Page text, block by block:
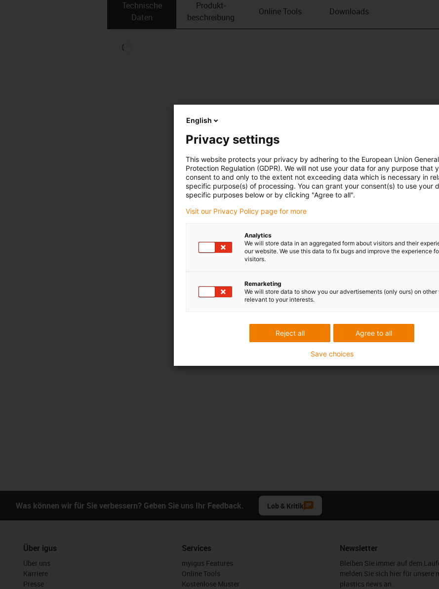
Technische
Daten
Produkt­
beschreibung
Online Tools Downloads
Was können wir für Sie verbessern? Geben Sie uns Ihr Feedback. Lob & Kritik
Über igus
Über uns
Karriere
Presse
Services
myigus Features
Online Tools
Kostenlose Muster
Newsletter
Bleiben Sie immer auf dem
melden Sie sich hier für unsere
plastics news an.
English
Privacy settings
This website protects your privacy by adhering to the European Union
Protection Regulation (GDPR). We will not use your data for any purpose that
consent to and only to the extent not exceeding data which is necessary in
specific purpose(s) of processing. You can grant your consent(s) to use your
specific purposes below or by clicking "Agree to all".
Visit our Privacy Policy page for more
Analytics
We will store data in an aggregated form about visitors and their
our website. We use this data to fix bugs and improve the experience
visitors.
Remarketing
We will store data to show you our advertisements (only ours) on
relevant to your interests.
Agree to all
Reject all
Save choices